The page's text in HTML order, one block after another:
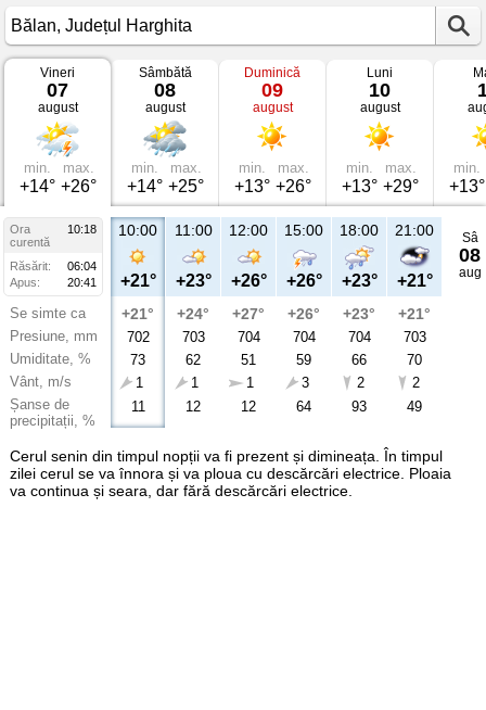
Vremea
Bălan
Județul
Harghita
Vineri
07
august
min.
+14°
max.
+26°
Sâmbătă
08
august
min.
+14°
max.
+25°
Duminică
09
august
min.
+13°
max.
+26°
Luni
10
august
min.
+13°
max.
+29°
min.
+13°
Ora
10:18
curentă
Răsărit:
06:04
Apus:
20:41
Se simte ca
Presiune, mm
Umiditate, %
Vânt, m/s
Șanse de
precipitații, %
10:00
+21°
+21°
702
73
1
11
11:00
+23°
+24°
703
62
1
12
12:00
+26°
+27°
704
51
1
12
15:00
+26°
+26°
704
59
3
64
18:00
+23°
+23°
704
66
2
93
21:00
+21°
+21°
703
70
2
49
Sâ
08
aug
Cerul senin din timpul nopții va fi prezent și dimineața. În timpul
zilei cerul se va înnora și va ploua cu descărcări electrice. Ploaia
va continua și seara, dar fără descărcări electrice.